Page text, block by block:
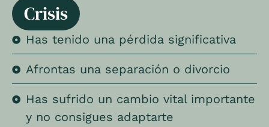
Crisis
Has tenido una pérdida significativa
Afrontas una separación o divorcio
Has sufrido un cambio vital importante
y no consigues adaptarte